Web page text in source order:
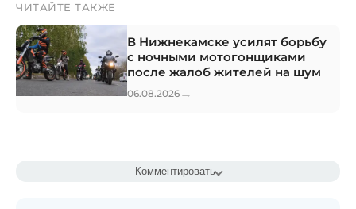
ЧИТАЙТЕ ТАКЖЕ
В Нижнекамске усилят борьбу
с ночными мотогонщиками
после жалоб жителей на шум
06.08.2026 →
Комментировать